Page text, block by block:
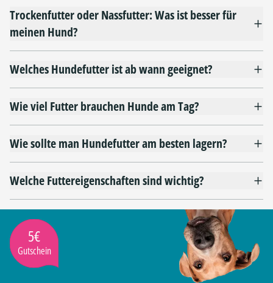
Trockenfutter oder Nassfutter: Was ist besser für
meinen Hund?
Welches Hundefutter ist ab wann geeignet?
Wie viel Futter brauchen Hunde am Tag?
Wie sollte man Hundefutter am besten lagern?
Welche Futtereigenschaften sind wichtig?
5€
Gutschein